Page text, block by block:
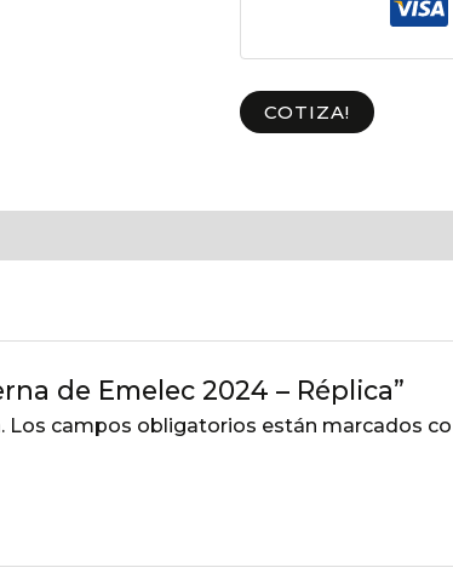
COTIZA!
de Emelec 2024 – Réplica”
Los campos obligatorios están marcados